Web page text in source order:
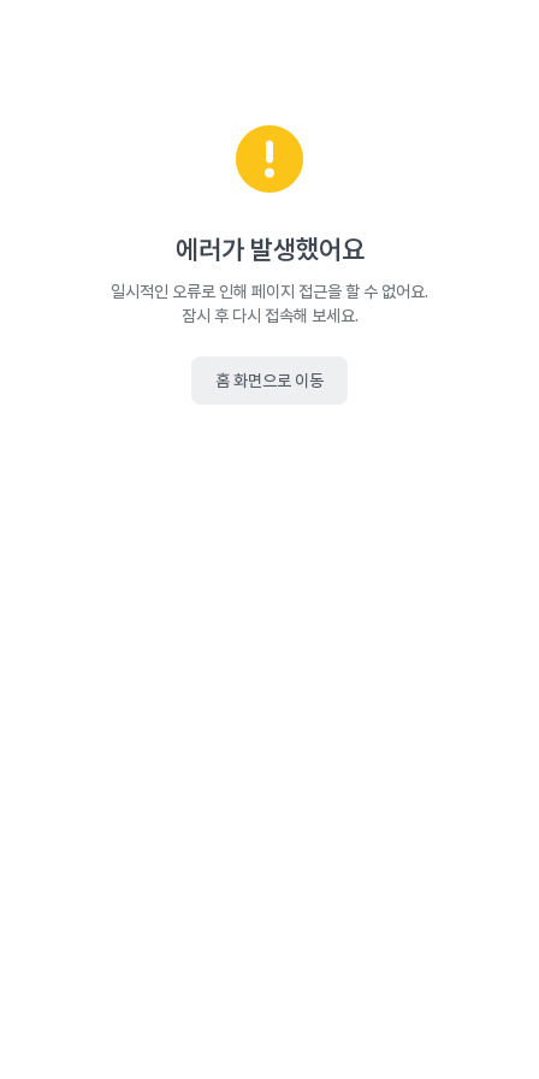
에러가 발생했어요
일시적인 오류로 인해 페이지 접근을 할 수 없어요.
잠시 후 다시 접속해 보세요.
홈 화면으로 이동